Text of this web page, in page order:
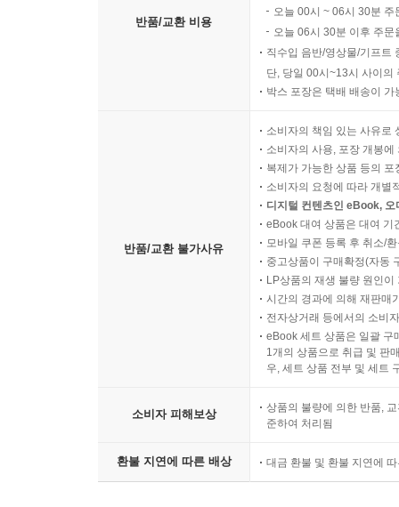
반품/교환 비용
오늘 00시 ~ 06시 30분
오늘 06시 30분 이후 주
직수입 음반/영상물/기프트
단, 당일 00시~13시 사이의
박스 포장은 택배 배송이
반품/교환 불가사유
소비자의 책임 있는 사유로
소비자의 사용, 포장 개봉
복제가 가능한 상품 등의
소비자의 요청에 따라 개별
디지털 컨텐츠인 eBook,
eBook 대여 상품은 대여 기
모바일 쿠폰 등록 후 취소/
중고상품이 구매확정(자동
LP상품의 재생 불량 원인
시간의 경과에 의해 재판매
전자상거래 등에서의 소비
eBook 세트 상품은 일괄 구
1개의 상품으로 취급 및 판
우, 세트 상품 전부 및 세트
소비자 피해보상
상품의 불량에 의한 반품,
준하여 처리됨
환불 지연에 따른 배상 대금 환불 및 환불 지연에